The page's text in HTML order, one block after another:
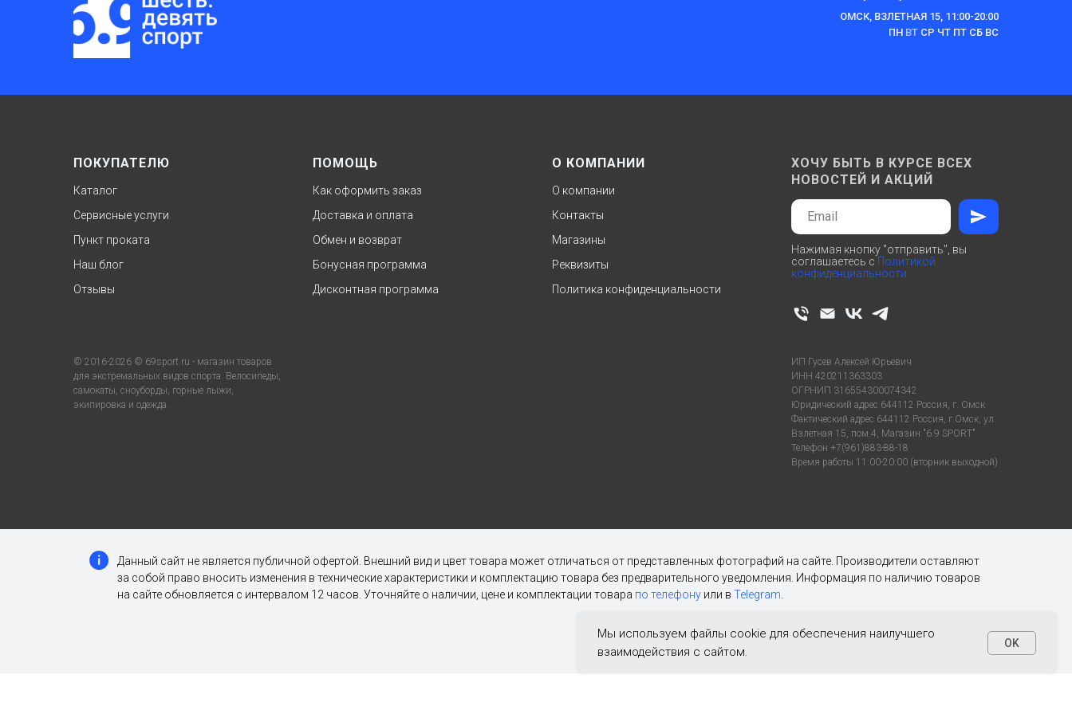
Мы используем файлы cookie для обеспечения наилучшего
взаимодействия с сайтом.
OK
ОМСК, ВЗЛЕТНАЯ 15, 11:00-20:00
ПН ВТ СР ЧТ ПТ СБ ВС
ПОКУПАТЕЛЮ
Каталог
Сервисные услуги
Пункт проката
Наш блог
Отзывы
ПОМОЩЬ
Как оформить заказ
Доставка и оплата
Обмен и возврат
Бонусная программа
Дисконтная программа
О КОМПАНИИ
О компании
Контакты
Магазины
Реквизиты
Политика конфиденциальности
ХОЧУ БЫТЬ В КУРСЕ ВСЕХ
НОВОСТЕЙ И АКЦИЙ
Нажимая кнопку "отправить", вы
соглашаетесь с Политикой
конфиденциальности
© 2016-2026 © 69sport.ru - магазин товаров
для экстремальных видов спорта. Велосипеды,
самокаты, сноуборды, горные лыжи,
экипировка и одежда.
ИП Гусев Алексей Юрьевич
ИНН 420211363303
ОГРНИП 316554300074342
Юридический адрес 644112 Россия, г. Омск
Фактический адрес 644112 Россия, г.Омск, ул.
Взлетная 15, пом.4, Магазин "6.9 SPORT"
Телефон +7(961)883-88-18
Время работы 11:00-20:00 (вторник выходной)
Данный сайт не является публичной офертой. Внешний вид и цвет товара может отличаться от представленных фотографий на сайте. Производители оставляют
за собой право вносить изменения в технические характеристики и комплектацию товара без предварительного уведомления. Информация по наличию товаров
на сайте обновляется с интервалом 12 часов. Уточняйте о наличии, цене и комплектации товара по телефону или в Telegram